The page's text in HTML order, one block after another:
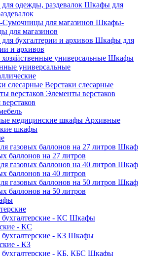
Шкафы для
Шкафы-
для магазинов
Шкафы для
и архивов
Шкафы
универсальные
Верстаки слесарные
Элементы верстаков
Архивные
шкафы
Шкаф
баллонов на 27 литров
Шкаф
баллонов на 40 литров
Шкаф
баллонов на 50 литров
Шкафы
- КС
Шкафы
- КЗ
Шкафы